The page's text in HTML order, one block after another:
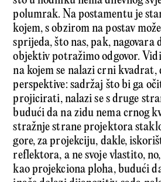
polumrak. Na postamentu je
kojem, s obzirom na postav
sprijeda, što nas, pak, nagovara
objektiv potražimo odgovor.
na kojem se nalazi crni kvadrat,
perspektive: sadržaj što bi ga
projicirati, nalazi se s druge
budući da na zidu nema crnog
stražnje strane projektora
gore, za projekciju, dakle,
reflektora, a ne svoje vlastito,
kao projekciona ploha, budući